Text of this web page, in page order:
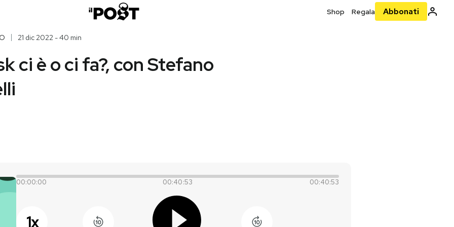
Shop Regala Abbonati
21 dic 2022 - 40 min
ci è o ci fa?, con Stefano
00:00:00 00:40:53 00:40:53
1x